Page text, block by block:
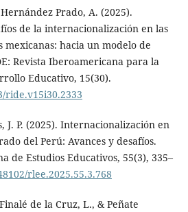
Prado, A. (2025).
de la internacionalización en las
hacia un modelo de
Revista Iberoamericana para la
Educativo, 15(30).
ride.v15i30.2333
J. P. (2025). Internacionalización en
del Perú: Avances y desafíos.
de Estudios Educativos, 55(3), 335–
rlee.2025.55.3.768
de la Cruz, L., & Peñate